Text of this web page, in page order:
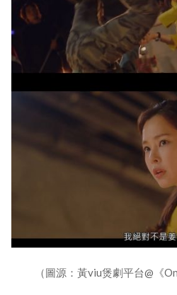
（圖源：黃viu煲劇平台@《